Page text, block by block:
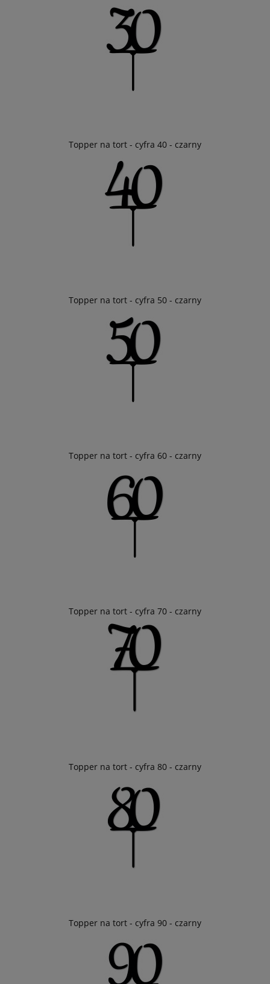
Topper na tort - cyfra 40 - czarny
Topper na tort - cyfra 50 - czarny
Topper na tort - cyfra 60 - czarny
Topper na tort - cyfra 70 - czarny
Topper na tort - cyfra 80 - czarny
Topper na tort - cyfra 90 - czarny